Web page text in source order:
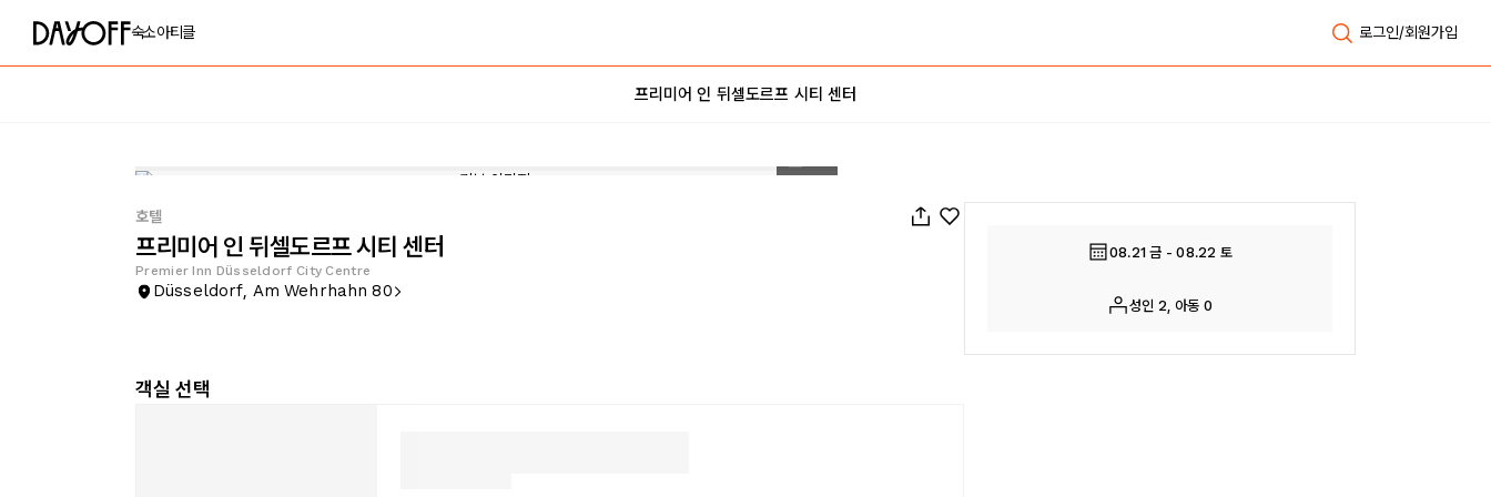
숙소아티클 로그인/회원가입
프리미어 인 뒤셀도르프 시티 센터
호텔
프리미어 인 뒤셀도르프 시티 센터
Premier Inn Düsseldorf City Centre
Düsseldorf, Am Wehrhahn 80
객실 선택
08.21 금 - 08.22 토
성인 2, 아동 0